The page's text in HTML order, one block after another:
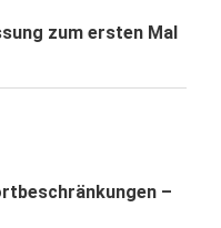
zum ersten Mal
–